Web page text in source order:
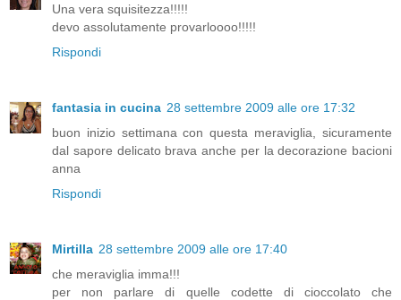
Una vera squisitezza!!!!!
devo assolutamente provarloooo!!!!!
Rispondi
fantasia in cucina 28 settembre 2009 alle ore 17:32
buon inizio settimana con questa meraviglia, sicuramente
dal sapore delicato brava anche per la decorazione bacioni
anna
Rispondi
Mirtilla 28 settembre 2009 alle ore 17:40
che meraviglia imma!!!
per non parlare di quelle codette di cioccolato che